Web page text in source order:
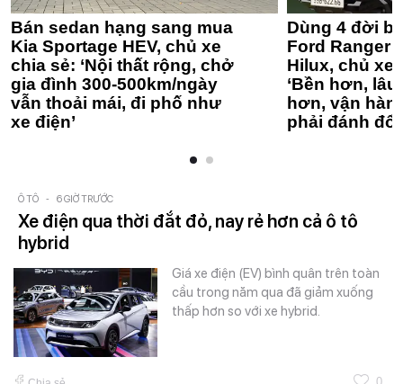
Bán sedan hạng sang mua
Kia Sportage HEV, chủ xe
chia sẻ: ‘Nội thất rộng, chở
gia đình 300-500km/ngày
vẫn thoải mái, đi phố như
xe điện’
Dùng 4 đời
Ford Ranger
Hilux, chủ xe
‘Bền hơn,
hơn, vận
phải đánh
Ô TÔ - 6 GIỜ TRƯỚC
Xe điện qua thời đắt đỏ, nay rẻ hơn cả ô tô
hybrid
Giá xe điện (EV) bình quân trên toàn
cầu trong năm qua đã giảm xuống
thấp hơn so với xe hybrid.